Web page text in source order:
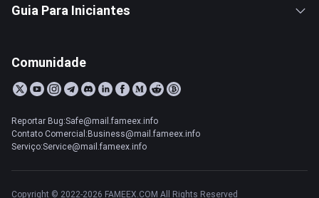
Guia Para Iniciantes
Comunidade
Reportar Bug:Safe@mail.fameex.info
Contato Comercial:Business@mail.fameex.info
Serviço:Service@mail.fameex.info
Copyright © 2022-2026 FAMEEX.COM All Rights Reserved